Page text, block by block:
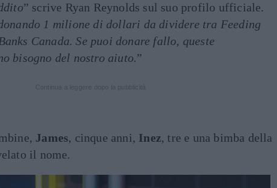
” scrive Ryan Reynolds sul suo profilo ufficiale.
1 milione di dollari da dividere tra Feeding
Canada. Se puoi donare fallo, queste
bisogno del nostro aiuto.”
James, cinque anni, Inez, tre e una bimba della
il nome.